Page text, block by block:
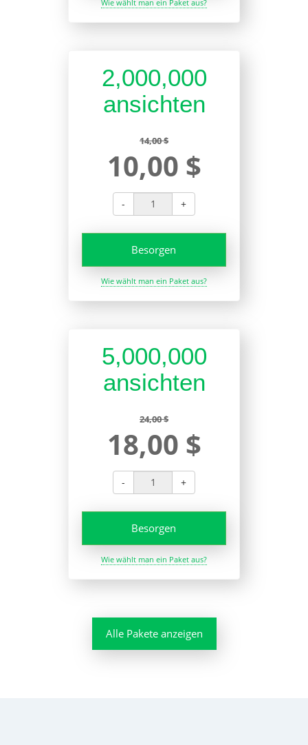
Wie wählt man ein Paket aus?
2,000,000
ansichten
14,00 $
10,00 $
- +
Besorgen
Wie wählt man ein Paket aus?
5,000,000
ansichten
24,00 $
18,00 $
- +
Besorgen
Wie wählt man ein Paket aus?
Alle Pakete anzeigen